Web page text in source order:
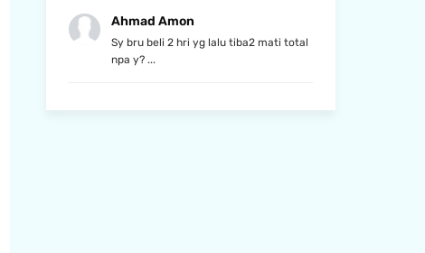
Ahmad Amon
Sy bru beli 2 hri yg lalu tiba2 mati total
npa y? ...